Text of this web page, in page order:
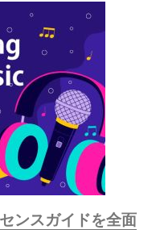
ンスガイドを全面